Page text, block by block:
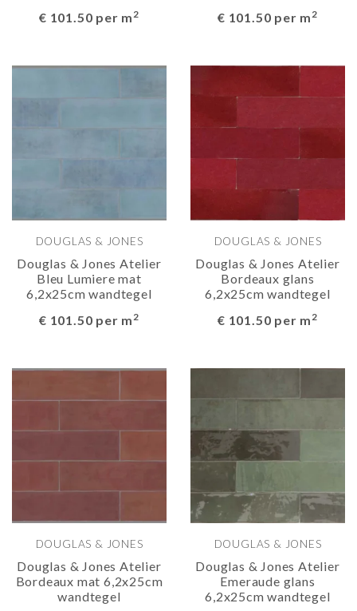
€ 101.50 per m2
€ 101.50 per m2
DOUGLAS & JONES
Douglas & Jones Atelier
Bleu Lumiere mat
6,2x25cm wandtegel
€ 101.50 per m2
DOUGLAS & JONES
Douglas & Jones Atelier
Bordeaux glans
6,2x25cm wandtegel
€ 101.50 per m2
DOUGLAS & JONES
Douglas & Jones Atelier
Bordeaux mat 6,2x25cm
wandtegel
DOUGLAS & JONES
Douglas & Jones Atelier
Emeraude glans
6,2x25cm wandtegel